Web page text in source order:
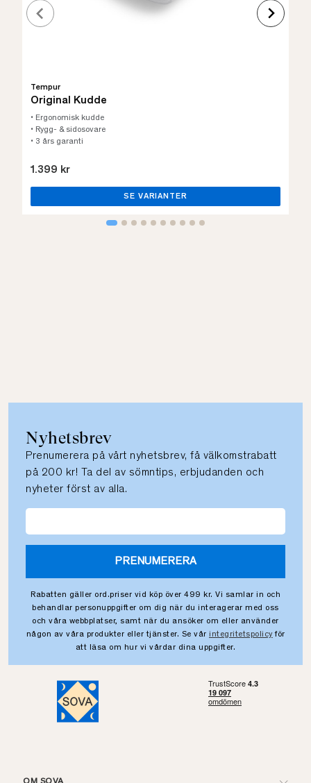
Tempur
Original Kudde
• Ergonomisk kudde
• Rygg- & sidosovare
• 3 års garanti
1.399 kr
SE VARIANTER
Nyhetsbrev
Prenumerera på vårt nyhetsbrev, få välkomstrabatt
på 200 kr! Ta del av sömntips, erbjudanden och
nyheter först av alla.
PRENUMERERA
Rabatten gäller ord.priser vid köp över 499 kr. Vi samlar in och
behandlar personuppgifter om dig när du interagerar med oss
och våra webbplatser, samt när du ansöker om eller använder
någon av våra produkter eller tjänster. Se vår integritetspolicy för
att läsa om hur vi vårdar dina uppgifter.